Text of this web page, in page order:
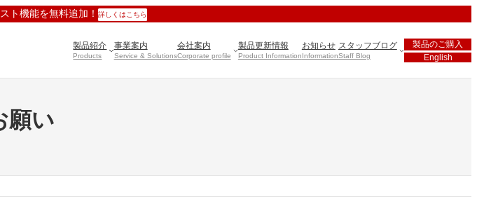
ト機能を無料追加！ 詳しくはこちら
製品紹介
Products
事業案内
Service & Solutions
会社案内
Corporate profile
製品更新情報
Product Information
お知らせ
Information
スタッフブログ
Staff Blog
製品のご購入
English
願い